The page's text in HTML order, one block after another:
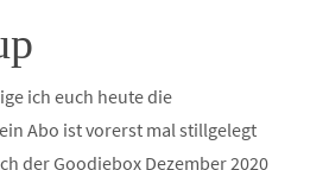
ich euch heute die
Abo ist vorerst mal stillgelegt
der Goodiebox Dezember 2020